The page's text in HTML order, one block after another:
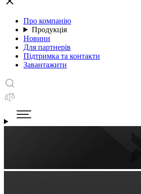
Про компанію
Продукція
Новини
Для партнерів
Підтримка та контакти
Завантажити